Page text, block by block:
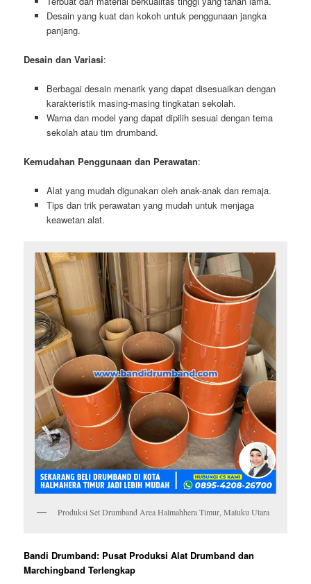
Desain yang kuat dan kokoh untuk penggunaan jangka
panjang.
Desain dan Variasi:
Berbagai desain menarik yang dapat disesuaikan dengan
karakteristik masing-masing tingkatan sekolah.
Warna dan model yang dapat dipilih sesuai dengan tema
sekolah atau tim drumband.
Kemudahan Penggunaan dan Perawatan:
Alat yang mudah digunakan oleh anak-anak dan remaja.
Tips dan trik perawatan yang mudah untuk menjaga
keawetan alat.
Produksi Set Drumband Area Halmahhera Timur, Maluku Utara
Bandi Drumband: Pusat Produksi Alat Drumband dan
Marchingband Terlengkap